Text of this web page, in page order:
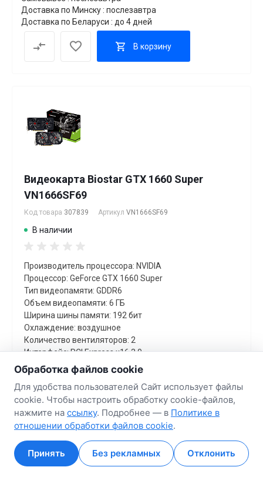
Главная Кабинет Избранные Сравнение
Главная Кабинет Избранные Сравнение
Доставка по Минску : послезавтра
Доставка по Беларуси : до 4 дней
В корзину
Видеокарта Biostar GTX 1660 Super
VN1666SF69
Код товара 307839 Артикул VN1666SF69
В наличии
Производитель процессора: NVIDIA
Процессор: GeForce GTX 1660 Super
Тип видеопамяти: GDDR6
Объем видеопамяти: 6 ГБ
Ширина шины памяти: 192 бит
Охлаждение: воздушное
Количество вентиляторов: 2
Интерфейс: PCI Express x16 3.0
Трассировка лучей: Нет
ГАРАНТИЙНЫЙ СРОК
12 мес.
761.51 руб.
Обработка файлов cookie
Для удобства пользователей Сайт использует файлы
cookie. Чтобы настроить обработку cookie-файлов,
нажмите на ссылку. Подробнее — в Политике в
отношении обработки файлов cookie.
Принять Без рекламных Отклонить